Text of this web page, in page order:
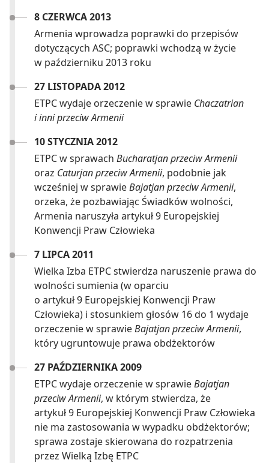
8 CZERWCA 2013
Armenia wprowadza poprawki do przepisów
dotyczących ASC; poprawki wchodzą w życie
w październiku 2013 roku
27 LISTOPADA 2012
ETPC wydaje orzeczenie w sprawie Chaczatrian
i inni przeciw Armenii
10 STYCZNIA 2012
ETPC w sprawach Bucharatjan przeciw Armenii
oraz Caturjan przeciw Armenii, podobnie jak
wcześniej w sprawieBajatjan przeciw Armenii,
orzeka, że pozbawiając Świadków wolności,
Armenia naruszyła artykuł 9 Europejskiej
Konwencji Praw Człowieka
7 LIPCA 2011
Wielka Izba ETPC stwierdza naruszenie prawa do
wolności sumienia (w oparciu
o artykuł 9 Europejskiej Konwencji Praw
Człowieka) i stosunkiem głosów 16 do 1 wydaje
orzeczenie w sprawieBajatjan przeciw Armenii,
który ugruntowuje prawa obdżektorów
27 PAŹDZIERNIKA 2009
ETPC wydaje orzeczenie w sprawieBajatjan
przeciw Armenii, w którym stwierdza, że
artykuł 9 Europejskiej Konwencji Praw Człowieka
nie ma zastosowania w wypadku obdżektorów;
sprawa zostaje skierowana do rozpatrzenia
przez Wielką Izbę ETPC